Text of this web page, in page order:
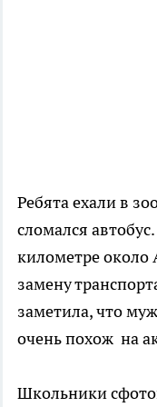
Ребята ехали в
сломался
километре около
замену
заметила, что
очень похож на
Школьники